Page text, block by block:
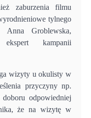
zaburzenia filmu
tylnego
Groblewska,
kampanii
wizyty u okulisty w
przyczyny np.
odpowiedniej
że na wizytę w